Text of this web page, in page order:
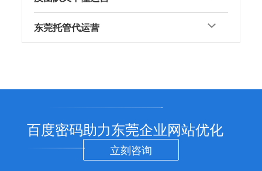
东莞托管代运营
百度密码助力东莞企业网站优化
立刻咨询